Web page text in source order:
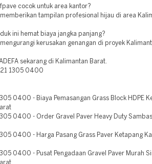
cocok untuk area kantor?
memberikan tampilan profesional hijau di area
ini hemat biaya jangka panjang?
mengurangi kerusakan genangan di proyek
sekarang di Kalimantan Barat.
1305 0400
0400 - Biaya Pemasangan Grass Block HDPE
0400 - Order Gravel Paver Heavy Duty
0400 - Harga Pasang Grass Paver Ketapang
0400 - Pusat Pengadaan Gravel Paver Murah